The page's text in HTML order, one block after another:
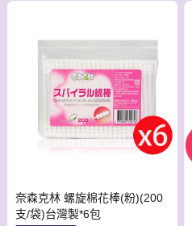
奈森克林 螺旋棉花棒(粉)(200
支/袋)台灣製*6包